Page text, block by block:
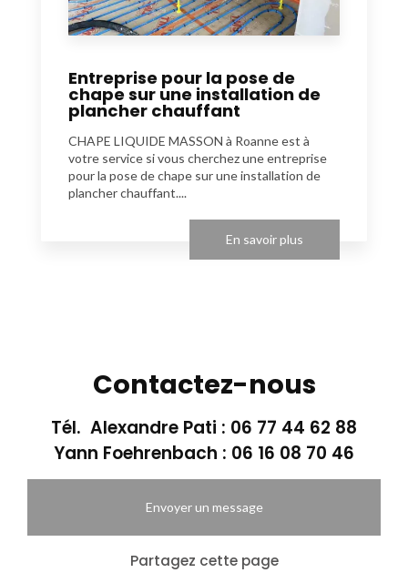
Entreprise pour la pose de
chape sur une installation de
plancher chauffant
CHAPE LIQUIDE MASSON à Roanne est à
votre service si vous cherchez une entreprise
pour la pose de chape sur une installation de
plancher chauffant....
En savoir plus
Contactez-nous
Tél. Alexandre Pati : 06 77 44 62 88
Yann Foehrenbach : 06 16 08 70 46
Envoyer un message
Partagez cette page